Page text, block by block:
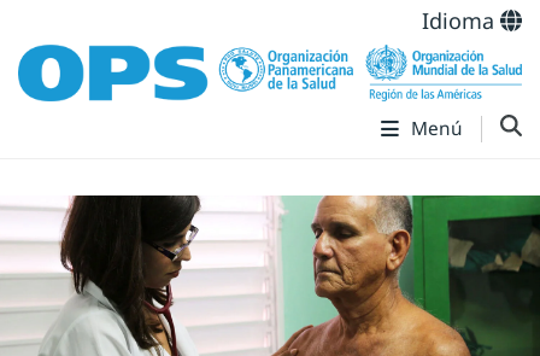
Idioma
Menú